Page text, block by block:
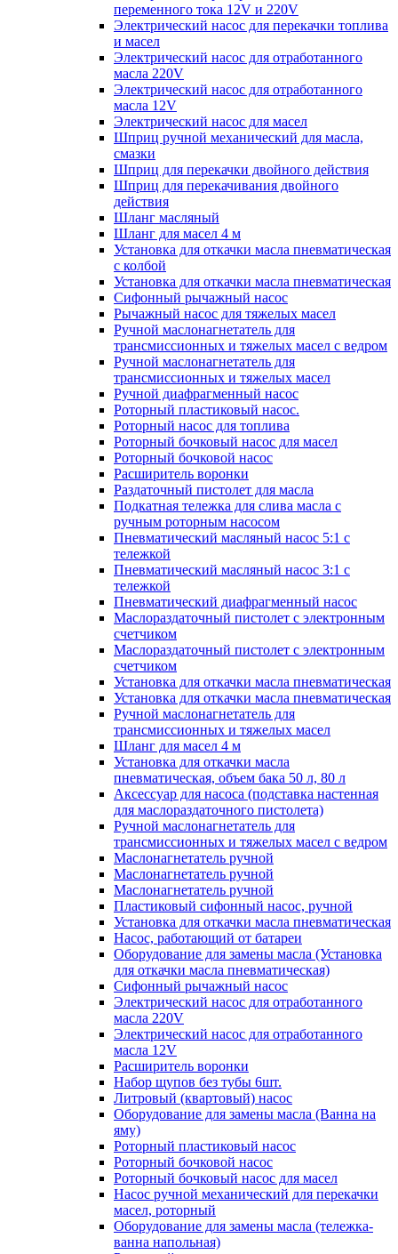
переменного тока 12V и 220V
Электрический насос для перекачки топлива
и масел
Электрический насос для отработанного
масла 220V
Электрический насос для отработанного
масла 12V
Электрический насос для масел
Шприц ручной механический для масла,
смазки
Шприц для перекачки двойного действия
Шприц для перекачивания двойного
действия
Шланг масляный
Шланг для масел 4 м
Установка для откачки масла пневматическая
с колбой
Установка для откачки масла пневматическая
Сифонный рычажный насос
Рычажный насос для тяжелых масел
Ручной маслонагнетатель для
трансмиссионных и тяжелых масел с ведром
Ручной маслонагнетатель для
трансмиссионных и тяжелых масел
Ручной диафрагменный насос
Роторный пластиковый насос.
Роторный насос для топлива
Роторный бочковый насос для масел
Роторный бочковой насос
Расширитель воронки
Раздаточный пистолет для масла
Подкатная тележка для слива масла с
ручным роторным насосом
Пневматический масляный насос 5:1 с
тележкой
Пневматический масляный насос 3:1 с
тележкой
Пневматический диафрагменный насос
Маслораздаточный пистолет с электронным
счетчиком
Маслораздаточный пистолет с электронным
счетчиком
Установка для откачки масла пневматическая
Установка для откачки масла пневматическая
Ручной маслонагнетатель для
трансмиссионных и тяжелых масел
Шланг для масел 4 м
Установка для откачки масла
пневматическая, объем бака 50 л, 80 л
Аксессуар для насоса (подставка настенная
для маслораздаточного пистолета)
Ручной маслонагнетатель для
трансмиссионных и тяжелых масел с ведром
Маслонагнетатель ручной
Маслонагнетатель ручной
Маслонагнетатель ручной
Пластиковый сифонный насос, ручной
Установка для откачки масла пневматическая
Насос, работающий от батареи
Оборудование для замены масла (Установка
для откачки масла пневматическая)
Сифонный рычажный насос
Электрический насос для отработанного
масла 220V
Электрический насос для отработанного
масла 12V
Расширитель воронки
Набор щупов без тубы 6шт.
Литровый (квартовый) насос
Оборудование для замены масла (Ванна на
яму)
Роторный пластиковый насос
Роторный бочковой насос
Роторный бочковый насос для масел
Насос ручной механический для перекачки
масел, роторный
Оборудование для замены масла (тележка-
ванна напольная)